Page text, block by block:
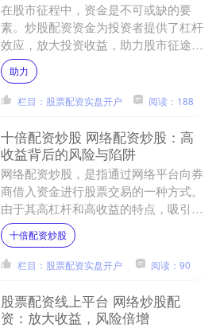
在股市征程中，资金是不可或缺的要
素。炒股配资资金为投资者提供了杠杆
效应，放大投资收益，助力股市征途。
* **放大资金规模：**配资可以放大投
资资金规模，让投资....
助力
栏目：股票配资实盘开户 阅读：188
十倍配资炒股 网络配资炒股：高
收益背后的风险与陷阱
网络配资炒股，是指通过网络平台向券
商借入资金进行股票交易的一种方式。
由于其高杠杆和高收益的特点，吸引了
不少投资者参与。然而十倍配资炒股，
在高收益的背后，也隐藏着....
十倍配资炒股
栏目：股票配资实盘开户 阅读：90
股票配资线上平台 网络炒股配
资：放大收益，风险倍增